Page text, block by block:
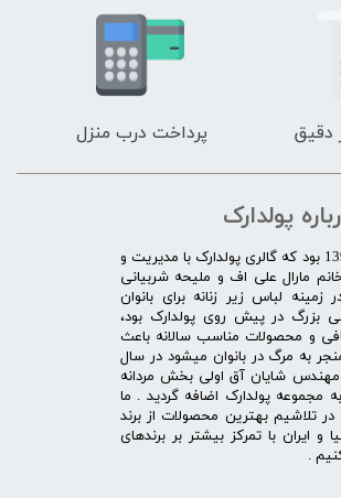
دقیق پرداخت درب منزل
پولدارک
در بهمن ماه 1395 بود که گالری پولدارک با مدیریت و
مارال علی اف و ملیحه شربیانی
لباس زیر زنانه برای بانوان
بزرگ در پیش روی پولدارک بود،
و محصولات مناسب سالانه باعث
به مرگ در بانوان میشود در سال
مهندس شایان آق اولی بخش مردانه
مجموعه پولدارک اضافه گردید . ما
تلاشیم بهترین محصولات از برند
و ایران با تمرکز بیشتر بر برندهای
.​​​​​​​